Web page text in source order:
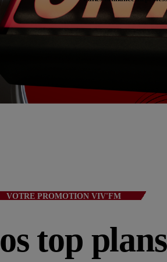
VOTRE PROMOTION VIV'FM
top plans